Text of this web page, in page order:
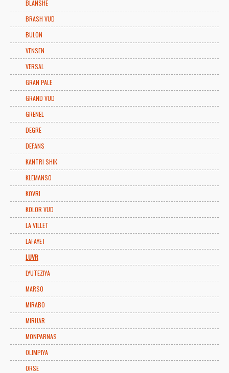
BLANSHE
BRASH VUD
BULON
VENSEN
VERSAL
GRAN PALE
GRAND VUD
GRENEL
DEGRE
DEFANS
KANTRI SHIK
KLEMANSO
KOVRI
KOLOR VUD
LA VILLET
LAFAYET
LUVR
LYUTEZIYA
MARSO
MIRABO
MIRUAR
MONPARNAS
OLIMPIYA
ORSE